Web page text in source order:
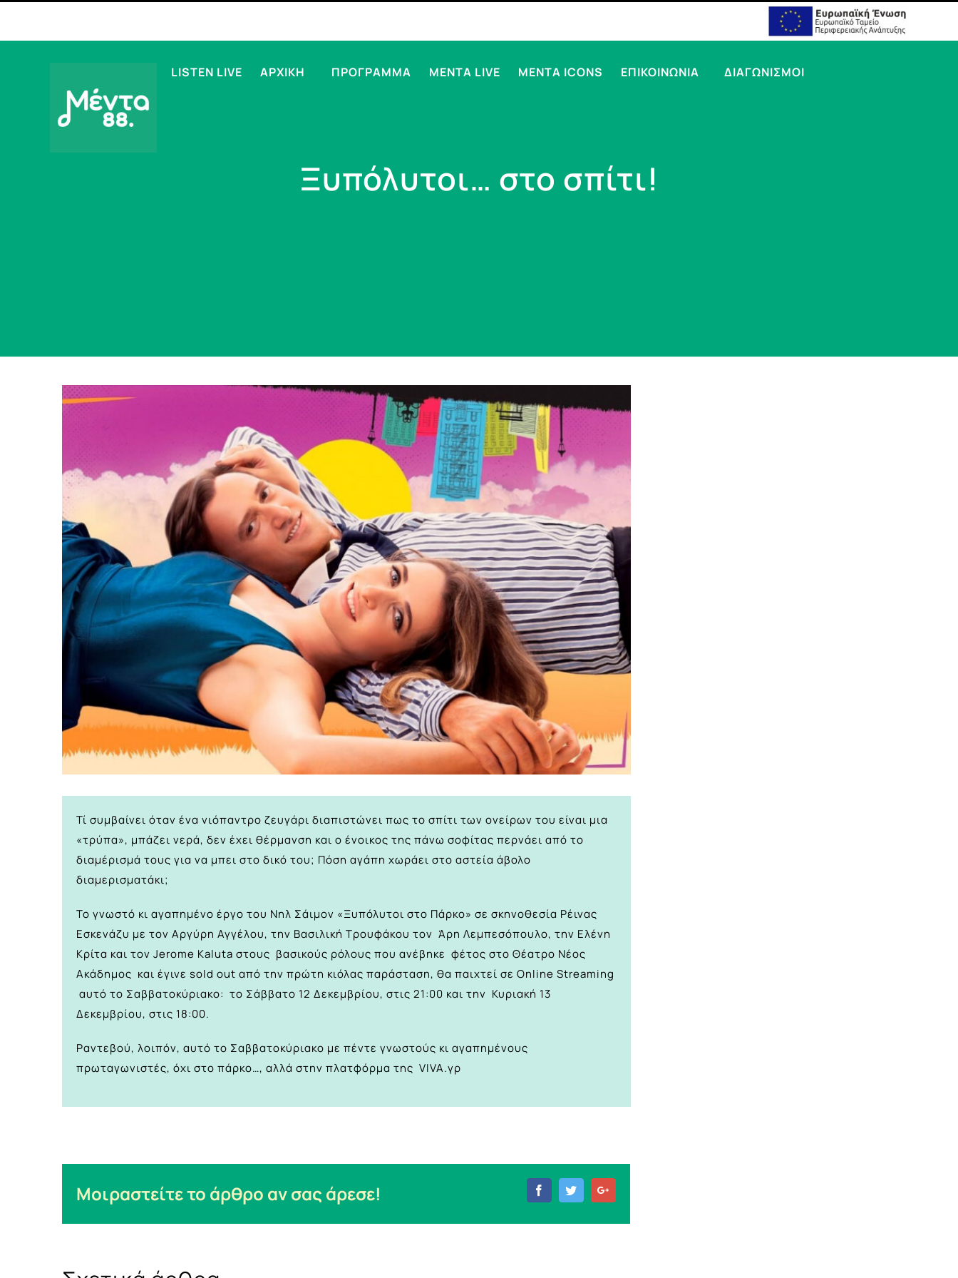
LISTEN LIVE ΑΡΧΙΚΗ ΠΡΟΓΡΑΜΜΑ MENTA LIVE MENTA ICONS ΕΠΙΚΟΙΝΩΝΙΑ ΔΙΑΓΩΝΙΣΜΟΙ
Ξυπόλυτοι… στο σπίτι!
View
Larger
Τί συμβαίνει όταν ένα νιόπαντρο ζευγάρι διαπιστώνει πως το σπίτι των ονείρων του είναι μια
«τρύπα», μπάζει νερά, δεν έχει θέρμανση και ο ένοικος της πάνω σοφίτας περνάει από το
διαμέρισμά τους για να μπει στο δικό του; Πόση αγάπη χωράει στο αστεία άβολο
διαμερισματάκι;
Το γνωστό κι αγαπημένο έργο του Νηλ Σάιμον «Ξυπόλυτοι στο Πάρκο» σε σκηνοθεσία Ρέινας
Εσκενάζυ με τον Αργύρη Αγγέλου, την Βασιλική Τρουφάκου τον Άρη Λεμπεσόπουλο, την Ελένη
Κρίτα και τον Jerome Kaluta στους βασικούς ρόλους που ανέβηκε φέτος στο Θέατρο Νέος
Ακάδημος και έγινε sold out από την πρώτη κιόλας παράσταση, θα παιχτεί σε Online Streaming
αυτό το Σαββατοκύριακο: το Σάββατο 12 Δεκεμβρίου, στις 21:00 και την Κυριακή 13
Δεκεμβρίου, στις 18:00.
Ραντεβού, λοιπόν, αυτό το Σαββατοκύριακο με πέντε γνωστούς κι αγαπημένους
πρωταγωνιστές, όχι στο πάρκο…, αλλά στην πλατφόρμα της VIVA.γρ
Μοιραστείτε το άρθρο αν σας άρεσε! FacebookTwitter